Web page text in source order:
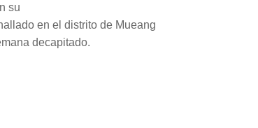
su
en el distrito de Mueang
decapitado.